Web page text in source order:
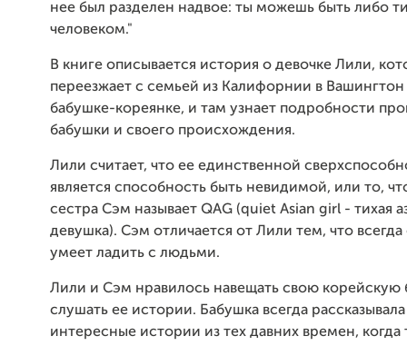
нее был разделен надвое: ты можешь быть либо
человеком."
В книге описывается история о девочке Лили,
переезжает с семьей из Калифорнии в Вашингтон
бабушке-кореянке, и там узнает подробности
бабушки и своего происхождения.
Лили считает, что ее единственной
является способность быть невидимой, или то,
сестра Сэм называет QAG (quiet Asian girl - тихая
девушка). Сэм отличается от Лили тем, что
умеет ладить с людьми.
Лили и Сэм нравилось навещать свою корейскую
слушать ее истории. Бабушка всегда
интересные истории из тех давних времен,